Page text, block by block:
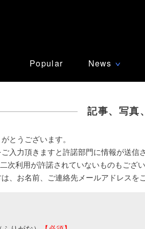
Popular News ∨
記事、写真
とうございます。
入力頂きますと許諾部門に情報が送信
次利用が許諾されていないものもござ
、お名前、ご連絡先メールアドレスを